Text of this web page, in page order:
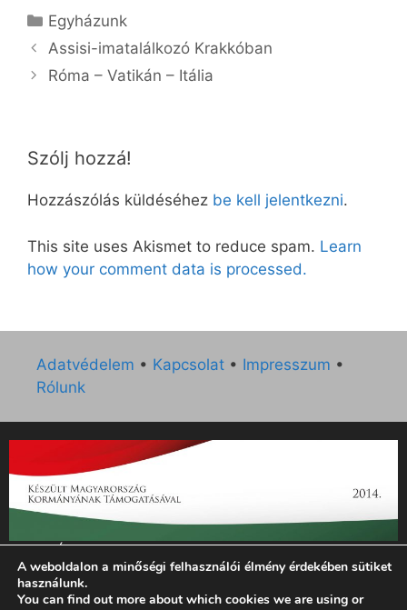
Kategória
Egyházunk
Assisi-imatalálkozó Krakkóban
Róma – Vatikán – Itália
Szólj hozzá!
Hozzászólás küldéséhez be kell jelentkezni.
This site uses Akismet to reduce spam. Learn
how your comment data is processed.
Adatvédelem • Kapcsolat • Impresszum •
Rólunk
„Az Új Ember katolikus hetilap 2014. évi működésének
támogatását az EGYH-KCP-14-P-0121 sz. támogatási
szerződés keretében 3 000 000 Ft összegben támogatta az
A weboldalon a minőségi felhasználói élmény érdekében sütiket
használunk.
You can find out more about which cookies we are using or